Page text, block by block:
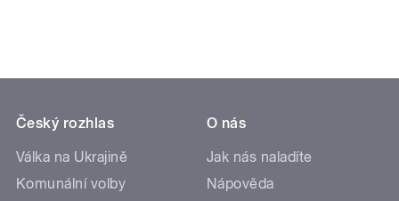
Český rozhlas
Válka na Ukrajině
Komunální volby
O nás
Jak nás naladíte
Nápověda